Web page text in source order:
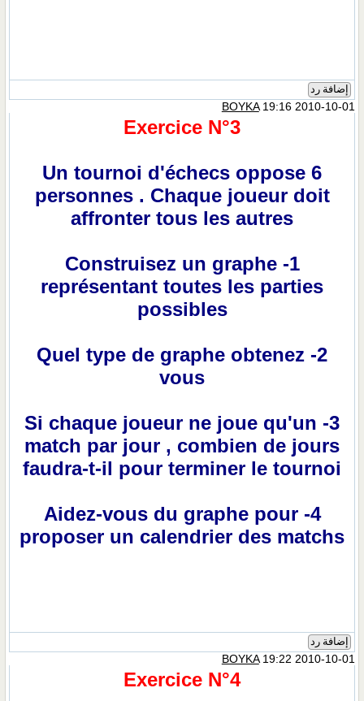
إضافة رد
BOYKA19:16 2010-10-01
Exercice N°3
Un tournoi d'échecs oppose 6
personnes . Chaque joueur doit
affronter tous les autres
1- Construisez un graphe
représentant toutes les parties
possibles
2- Quel type de graphe obtenez
vous
3- Si chaque joueur ne joue qu'un
match par jour , combien de jours
faudra-t-il pour terminer le tournoi
4- Aidez-vous du graphe pour
proposer un calendrier des matchs
إضافة رد
BOYKA19:22 2010-10-01
Exercice N°4